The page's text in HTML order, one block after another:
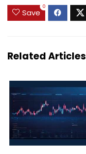
Save
0
Related Articles